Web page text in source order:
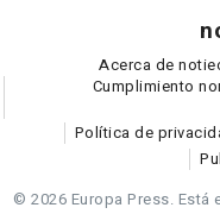
Acerca de
Cumplimiento
Política de
© 2026 Europa Press. Está